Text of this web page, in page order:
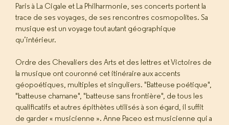
Paris à La Cigale et La Philharmonie, ses concerts portent la
trace de ses voyages, de ses rencontres cosmopolites. Sa
musique est un voyage tout autant géographique
qu’intérieur.
Ordre des Chevaliers des Arts et des lettres et Victoires de
la musique ont couronné cet itinéraire aux accents
géopoétiques, multiples et singuliers. "Batteuse poétique",
"batteuse chamane", "batteuse sans frontière", de tous les
qualificatifs et autres épithètes utilisés à son égard, il suffit
de garder « musicienne ». Anne Paceo est musicienne qui a